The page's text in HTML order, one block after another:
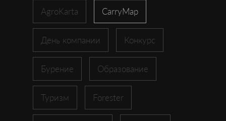
AgroKarta CarryMap
День компании Конкурс
Бурение Образование
Туризм Forester